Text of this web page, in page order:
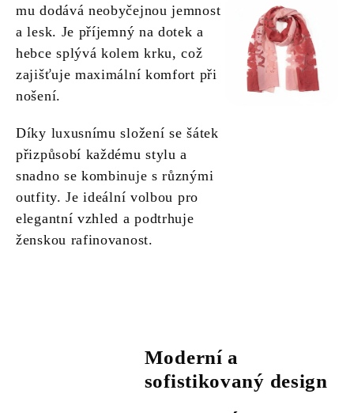
mu dodává neobyčejnou jemnost
a lesk. Je příjemný na dotek a
hebce splývá kolem krku, což
zajišťuje maximální komfort při
nošení.
Díky luxusnímu složení se šátek
přizpůsobí každému stylu a
snadno se kombinuje s různými
outfity. Je ideální volbou pro
elegantní vzhled a podtrhuje
ženskou rafinovanost.
Moderní a
sofistikovaný design